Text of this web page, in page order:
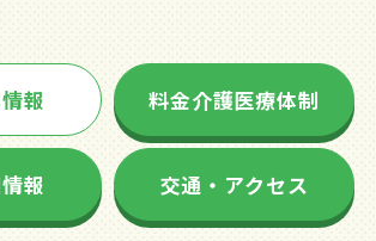
報 料金介護医療体制
報 交通・アクセス